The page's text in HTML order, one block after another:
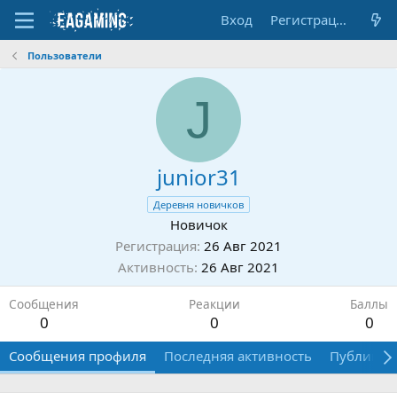
Вход Регистрация
Пользователи
J
junior31
Деревня новичков
Новичок
Регистрация 26 Авг 2021
Активность 26 Авг 2021
Сообщения
0
Реакции
0
Баллы
0
Сообщения профиля Последняя активность